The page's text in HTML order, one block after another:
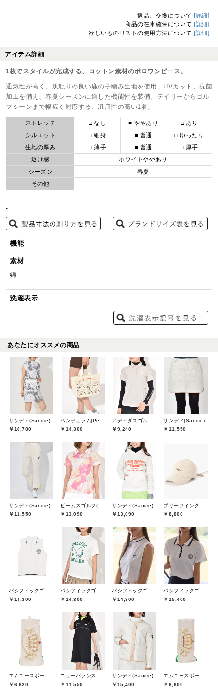
返品、交換について [詳細]
商品の在庫確保について [詳細]
欲しいものリストの使用方法について [詳細]
アイテム詳細
1枚でスタイルが完成する、コットン素材のポロワンピース。
通気性が高く、肌触りの良い鹿の子編み生地を使用。UVカット、抗菌
加工を備え、春夏シーズンに適した機能性を装備。デイリーからゴル
フシーンまで幅広く対応する、汎用性の高い1着。
ストレッチ □ なし ■ ややあり
□ あり
シルエット
□ 細身 ■ 普通
□ ゆったり
生地の厚み
□ 薄手 ■ 普通
□ 厚手
透け感
ホワイトややあり
シーズン
春夏
その他
-
機能
素材
綿
洗濯表示
あなたにオススメの商品
サンディ(Sandie)
￥10,780
￥14,300
￥9,240
サンディ(Sandie)
￥11,550
サンディ(Sandie)
￥11,550
￥13,090
サンディ(Sandie)
￥13,090
￥8,800
￥14,300
￥14,300
￥14,300
￥15,400
￥6,820
￥11,550
サンディ(Sandie)
￥15,400
￥6,600